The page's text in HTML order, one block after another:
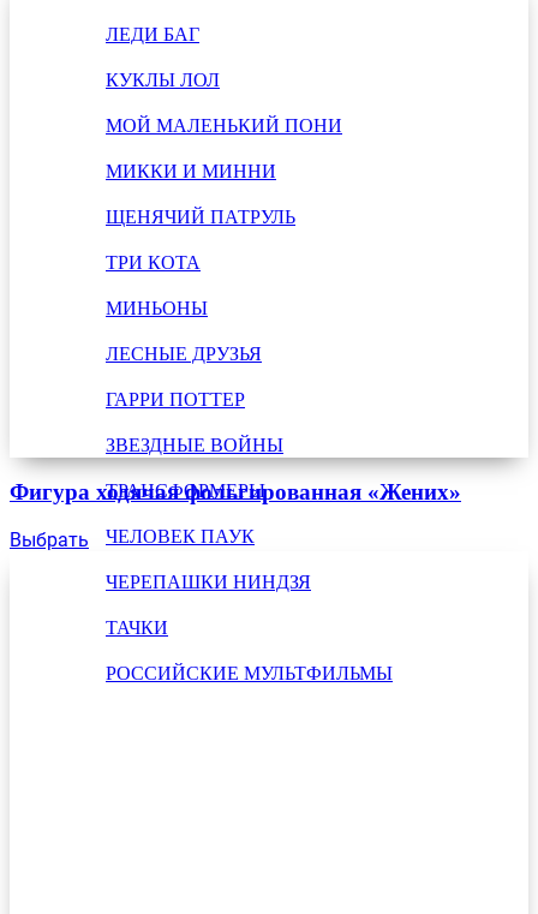
ЛЕДИ БАГ
КУКЛЫ ЛОЛ
МОЙ МАЛЕНЬКИЙ ПОНИ
МИККИ И МИННИ
ЩЕНЯЧИЙ ПАТРУЛЬ
ТРИ КОТА
МИНЬОНЫ
ЛЕСНЫЕ ДРУЗЬЯ
ГАРРИ ПОТТЕР
ЗВЕЗДНЫЕ ВОЙНЫ
ТРАНСФОРМЕРЫ
ЧЕЛОВЕК ПАУК
ЧЕРЕПАШКИ НИНДЗЯ
ТАЧКИ
РОССИЙСКИЕ МУЛЬТФИЛЬМЫ
Фигура ходячая фольгированная «Жених»
Выбрать